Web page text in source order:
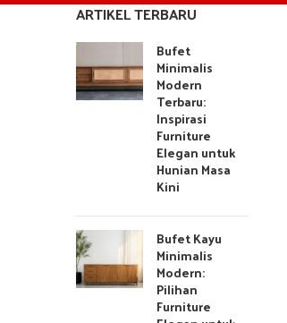
ARTIKEL TERBARU
Bufet
Minimalis
Modern
Terbaru:
Inspirasi
Furniture
Elegan untuk
Hunian Masa
Kini
Bufet Kayu
Minimalis
Modern:
Pilihan
Furniture